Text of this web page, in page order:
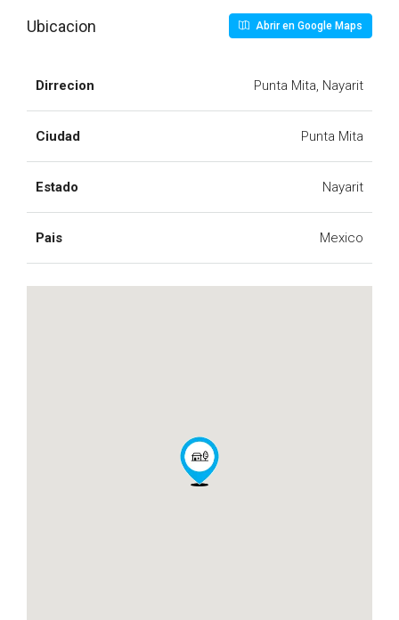
Ubicacion Abrir en Google Maps
Dirrecion Punta Mita, Nayarit
Ciudad Punta Mita
Estado Nayarit
Pais Mexico